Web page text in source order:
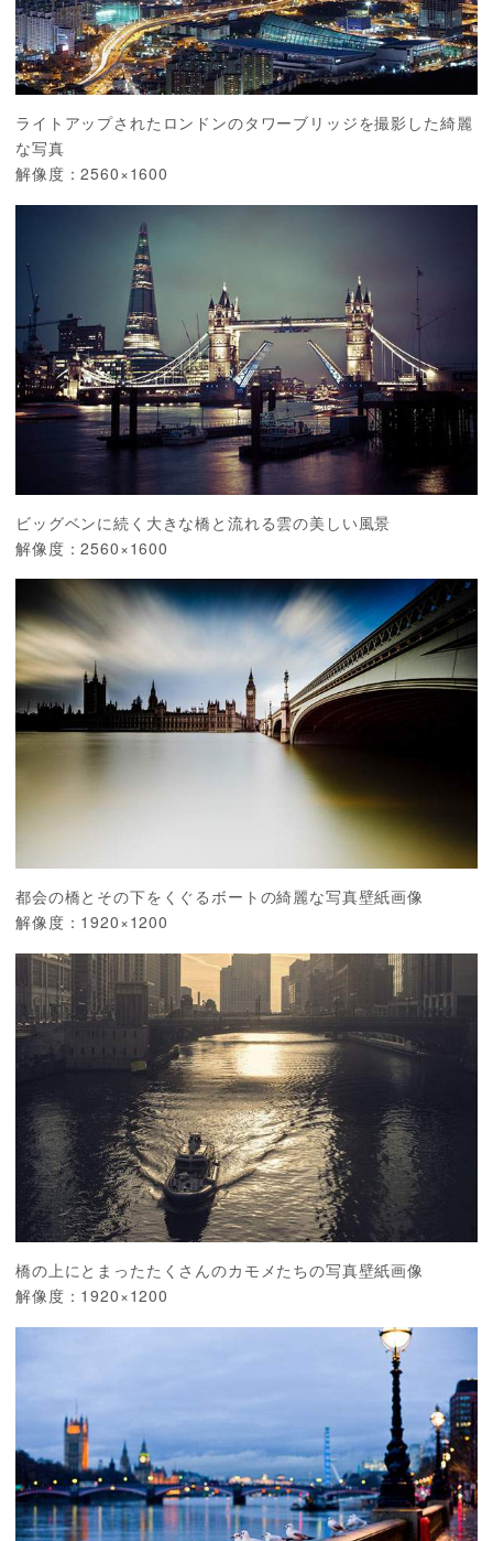
ライトアップされたロンドンのタワーブリッジを撮影した綺麗
な写真
解像度：2560×1600
ビッグベンに続く大きな橋と流れる雲の美しい風景
解像度：2560×1600
都会の橋とその下をくぐるボートの綺麗な写真壁紙画像
解像度：1920×1200
橋の上にとまったたくさんのカモメたちの写真壁紙画像
解像度：1920×1200